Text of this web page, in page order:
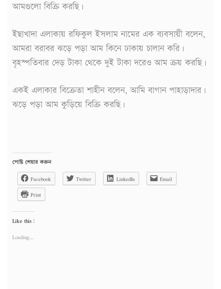
আমগুলো বিক্রি করছি।
ইছাখাদা এলাকায় রফিকুল ইসলাম নামের এক ব্যবসায়ী বলেন,
আমরা বরাবর ঝড়ে পড়া আম কিনে ঢাকায় চালান করি।
বৃহস্পতিবার দেড় টাকা থেকে দুই টাকা দরেও আম ক্রয় করছি।
একই এলাকার বিক্রেতা শাহীন বলেন, আমি বাগান পাহাড়াদার।
ঝড়ে পড়া আম কুড়িয়ে বিক্রি করছি।
পোষ্ট শেয়ার করুন
Facebook
Twitter LinkedIn
Email
Print
Like this:
Loading...